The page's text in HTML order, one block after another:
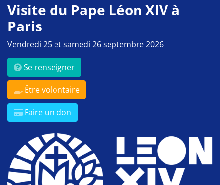
Visite du Pape Léon XIV à
Paris
Vendredi 25 et samedi 26 septembre 2026
Se renseigner
Être volontaire
Faire un don